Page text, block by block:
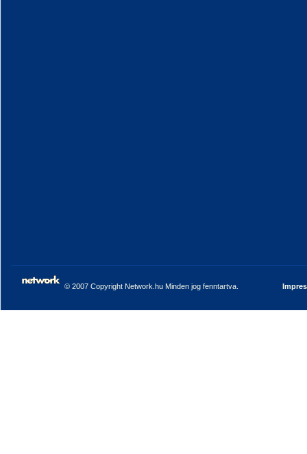
© 2007 Copyright Network.hu Minden jog fenntartva.